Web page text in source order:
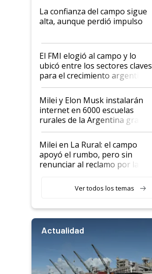
plata a un hijo para droga":
Juan Félix Rossetti, el libertario
que de una dura crisis salió
de Milei
La confianza del campo sigue
alta, aunque perdió impulso
El FMI elogió al campo y lo
ubicó entre los sectores claves
para el crecimiento argentino
Milei y Elon Musk instalarán
internet en 6000 escuelas
rurales de la Argentina gracias
a un acuerdo con Starlink
Milei en La Rural: el campo
apoyó el rumbo, pero sin
renunciar al reclamo por las
Ver todos los temas
Actualidad